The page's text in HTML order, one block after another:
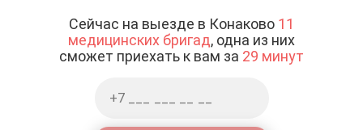
Сейчас на выезде в Конаково 11
медицинских бригад, одна из них
сможет приехать к вам за 29 минут